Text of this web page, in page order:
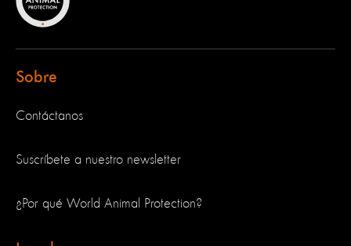
Sobre
Contáctanos
Suscríbete a nuestro newsletter
¿Por qué World Animal Protection?